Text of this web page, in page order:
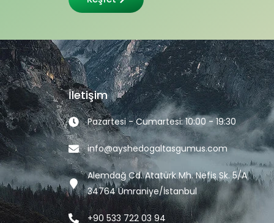
İletişim
Pazartesi - Cumartesi: 10:00 - 19:30
info@ayshedogaltasgumus.com
Alemdağ Cd. Atatürk Mh. Nefis Sk. 5/A
34764 Ümraniye/İstanbul
+90 533 722 03 94